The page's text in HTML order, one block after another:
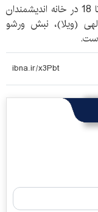
این نشست چهارشنبه (پنجم آذر) ساعت 16 تا 18 در خانه اندیشمندان
(ویلا)، نبش ورشو